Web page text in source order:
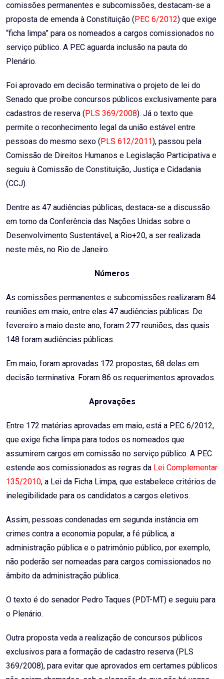
comissões permanentes e subcomissões, destacam-se a
proposta de emenda à Constituição ( PEC 6/2012) que exige
“ficha limpa” para os nomeados a cargos comissionados no
serviço público. A PEC aguarda inclusão na pauta do
Plenário.
Foi aprovado em decisão terminativa o projeto de lei do
Senado que proíbe concursos públicos exclusivamente para
cadastros de reserva ( PLS 369/2008). Já o texto que
permite o reconhecimento legal da união estável entre
pessoas do mesmo sexo ( PLS 612/2011), passou pela
Comissão de Direitos Humanos e Legislação Participativa e
seguiu à Comissão de Constituição, Justiça e Cidadania
(CCJ).
Dentre as 47 audiências públicas, destaca-se a discussão
em torno da Conferência das Nações Unidas sobre o
Desenvolvimento Sustentável, a Rio+20, a ser realizada
neste mês, no Rio de Janeiro.
Números
As comissões permanentes e subcomissões realizaram 84
reuniões em maio, entre elas 47 audiências públicas. De
fevereiro a maio deste ano, foram 277 reuniões, das quais
148 foram audiências públicas.
Em maio, foram aprovadas 172 propostas, 68 delas em
decisão terminativa. Foram 86 os requerimentos aprovados.
Aprovações
Entre 172 matérias aprovadas em maio, está a PEC 6/2012,
que exige ficha limpa para todos os nomeados que
assumirem cargos em comissão no serviço público. A PEC
estende aos comissionados as regras da Lei Complementar
135/2010, a Lei da Ficha Limpa, que estabelece critérios de
inelegibilidade para os candidatos a cargos eletivos.
Assim, pessoas condenadas em segunda instância em
crimes contra a economia popular, a fé pública, a
administração pública e o patrimônio público, por exemplo,
não poderão ser nomeadas para cargos comissionados no
âmbito da administração pública.
O texto é do senador Pedro Taques (PDT-MT) e seguiu para
o Plenário.
Outra proposta veda a realização de concursos públicos
exclusivos para a formação de cadastro reserva (PLS
369/2008), para evitar que aprovados em certames públicos